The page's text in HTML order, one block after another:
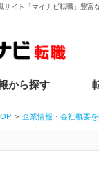
サイト「マイナビ転職」豊
から探す
企業情報・会社概要